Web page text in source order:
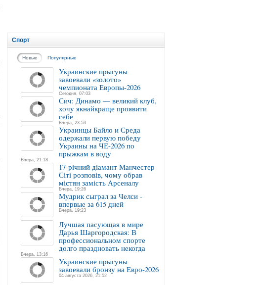
Спорт
Новые Популярные
Украинские прыгуны
завоевали «золото»
чемпионата Европы-2026
Сегодня, 07:03
Сич: Динамо — великий клуб,
хочу якнайкраще проявити
себе
Вчера, 23:53
Украинцы Байло и Среда
одержали первую победу
Украины на ЧЕ-2026 по
прыжкам в воду
Вчера, 21:18
17-річний діамант Манчестер
Сіті розповів, чому обрав
містян замість Арсеналу
Вчера, 19:26
Мудрик сыграл за Челси -
впервые за 615 дней
Вчера, 19:23
Лучшая пасующая в мире
Дарья Шаргородская: В
профессиональном спорте
долго праздновать некогда
Вчера, 13:16
Украинские прыгуны
завоевали бронзу на Евро-2026
04 августа 2026, 21:52